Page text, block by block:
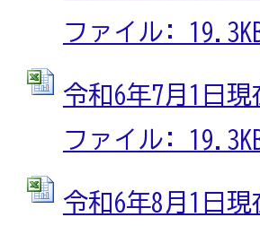
ファイル:
令和6年7月1日
ファイル:
令和6年8月1日